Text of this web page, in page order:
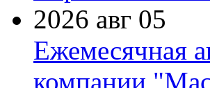
2026 авг 05
Ежемесячная
компании